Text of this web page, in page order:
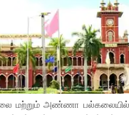
மற்றும் அண்ணா பல்கலையில்